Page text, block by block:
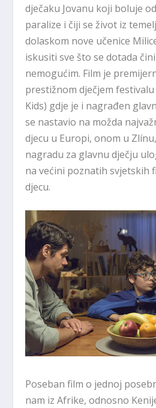
dječaku Jovanu koji boluje
paralize i čiji se život iz
dolaskom nove učenice
iskusiti sve što se dotada
nemogućim. Film je
prestižnom dječjem
Kids) gdje je i nagrađen
se nastavio na možda
djecu u Europi, onom u
nagradu za glavnu dječju
na većini poznatih svjetskih
djecu.
Poseban film o jednoj
nam iz Afrike, odnosno